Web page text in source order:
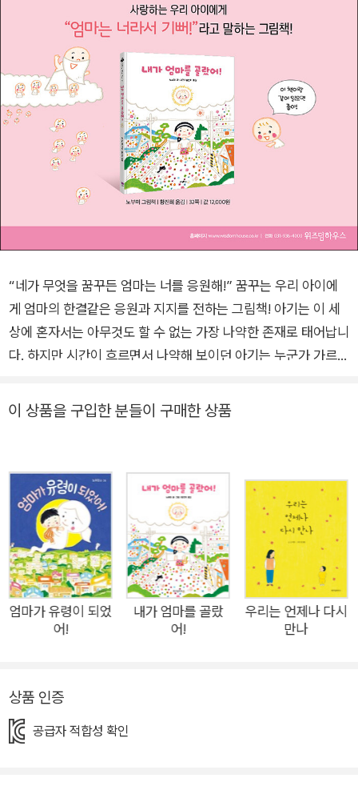
“네가 무엇을 꿈꾸든 엄마는 너를 응원해!” 꿈꾸는 우리 아이에
게 엄마의 한결같은 응원과 지지를 전하는 그림책! 아기는 이 세
상에 혼자서는 아무것도 할 수 없는 가장 나약한 존재로 태어납니
다. 하지만 시간이 흐르면서 나약해 보이던 아기는 누군가 가르쳐
라 좋아하는 것과 잘하는 것이 생겨납니다. 별처럼 반짝반짝 빛나
트고 있을지 궁금합니다. 그럼 어떻게 아이가 자신의 재능을 찾을
수 있도록 도와야 할까요? 《내가 엄마를 골랐어!》를 통해 나와 내
아이가 부모와 자녀로 만난 것이 얼마나 특별하고 놀라운 일인지
를 들려주었던 노부미 작가가 《내가 나를 골랐어!》로 돌아왔습니
다. 작가는 이번에는 태어나기 전에 아이가 하고 싶은 일과 재능
을 골랐다고 이야기합니다. 이 세상 모든 아이들은 누구나 특별한
재능과 가능성을 가지고 태어납니다. 그 재능은 글쓰기나 노래 부
르기처럼 눈에 띄는 능력일 수도 있고, 누군가를 사랑하고 돌보는
은 아이를 믿고 스스로 결정하도록 응원하고 지지하는 거라고 말
합니다. 이 책은 아이가 태어나기 전에 하고 싶은 일과 재능을 골
이 상품을 구입한 분들이 구매한 상품
엄마가 유령이 되었
어!
내가 엄마를 골랐
어!
우리는 언제나 다시
만나
상품 인증
공급자 적합성 확인